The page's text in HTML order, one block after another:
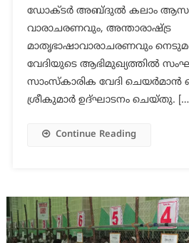
ഡോക്ടർ അബ്ദുൽ കലാം
വാരാചരണവും, അന്താരാഷ്ട്ര
മാതൃഭാഷാവാരാചരണവും
വേദിയുടെ ആഭിമുഖ്യത്തിൽ
സാംസ്കാരിക വേദി ചെയർമാൻ
ശ്രീകുമാർ ഉദ്ഘാടനം ചെയ്തു. […]
Continue Reading